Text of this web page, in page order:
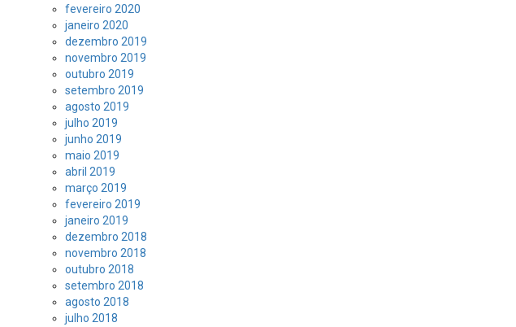
fevereiro 2020
janeiro 2020
dezembro 2019
novembro 2019
outubro 2019
setembro 2019
agosto 2019
julho 2019
junho 2019
maio 2019
abril 2019
março 2019
fevereiro 2019
janeiro 2019
dezembro 2018
novembro 2018
outubro 2018
setembro 2018
agosto 2018
julho 2018